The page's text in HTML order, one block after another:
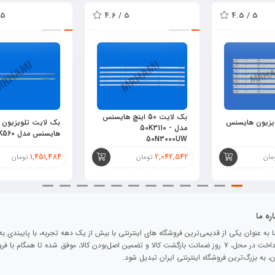
5 / 4.5
هایسنس
5 / 4.6
بک لایت 50 اینچ هایسنس
مدل 50K3110 -
50N3000UW
2,042,542 تومان
5 / 4.22
هایسنس مدل 55K560
1,451,484 تومان
ما
به عنوان یکی از قدیمی‌ترین فروشگاه های اینترنتی با بیش از یک دهه تجربه، با پایبندی
کلیدی، پرداخت در محل، 7 روز ضمانت بازگشت کالا و تضمین اصل‌بودن کالا، موفق شده تا همگام
به بزرگ‌ترین فروشگاه اینترنتی ایران تبدیل شود.